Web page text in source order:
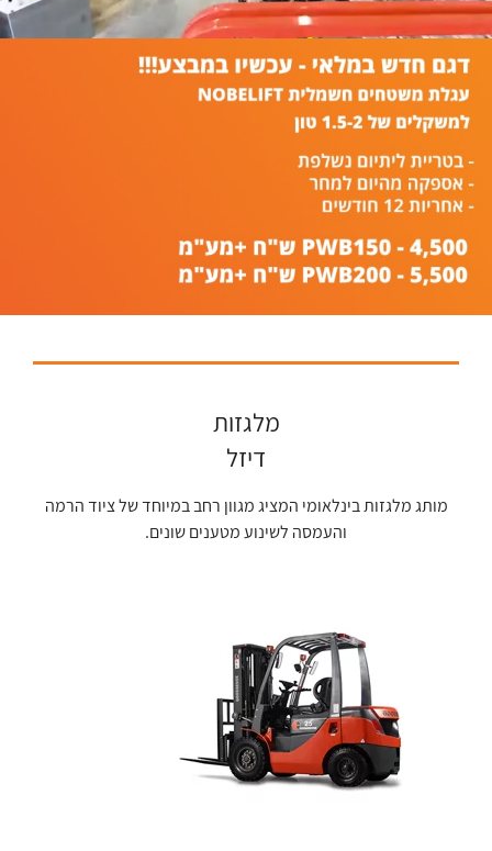
מלגזות
דיזל
מותג מלגזות בינלאומי המציג מגוון רחב במיוחד של ציוד הרמה
והעמסה לשינוע מטענים שונים.